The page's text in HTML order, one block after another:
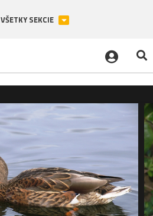
VŠETKY SEKCIE